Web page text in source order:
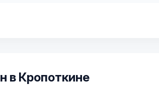
в Кропоткине